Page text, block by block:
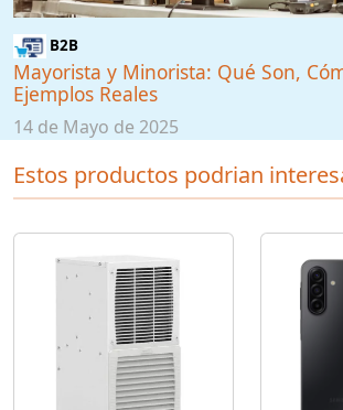
B2B
Mayorista y Minorista: Qué Son,
Ejemplos Reales
14 de Mayo de 2025
Estos productos podrian